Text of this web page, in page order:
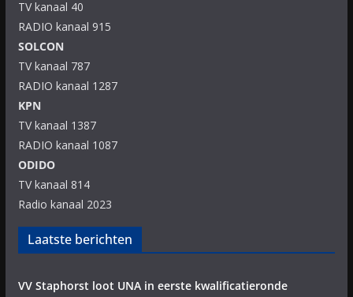
TV kanaal 40
RADIO kanaal 915
SOLCON
TV kanaal 787
RADIO kanaal 1287
KPN
TV kanaal 1387
RADIO kanaal 1087
ODIDO
TV kanaal 814
Radio kanaal 2023
Laatste berichten
VV Staphorst loot UNA in eerste kwalificatieronde